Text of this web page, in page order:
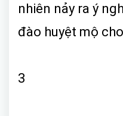
nhiên nảy ra ý
đào huyệt mộ
3